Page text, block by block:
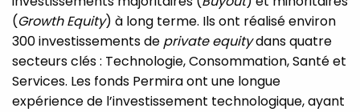
(Growth Equity) à long terme. Ils ont réalisé environ
300 investissements de private equitydans quatre
secteurs clés : Technologie, Consommation, Santé et
Services. Les fonds Permira ont une longue
expérience de l’investissement technologique, ayant